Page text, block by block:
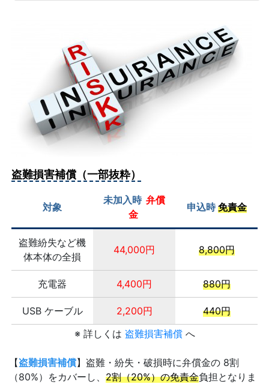
盗難損害補償（一部抜粋）
対象
未加入時 弁償
金
申込時免責金
盗難紛失など機
体本体の全損
44,000円 8,800円
充電器 4,400円 880円
USB ケーブル 2,200円
440円
※ 詳しくは 盗難損害補償へ
【盗難損害補償】盗難・紛失・破損時に弁償金の 8割
（80%）をカバーし、 2割（20%）の免責金負担となりま